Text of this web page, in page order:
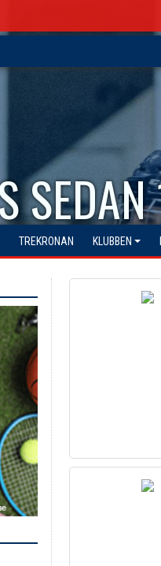
TREKRONAN KLUBBEN